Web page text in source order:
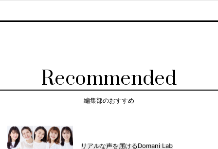
Recommended
編集部のおすすめ
リアルな声を届けるDomani Lab